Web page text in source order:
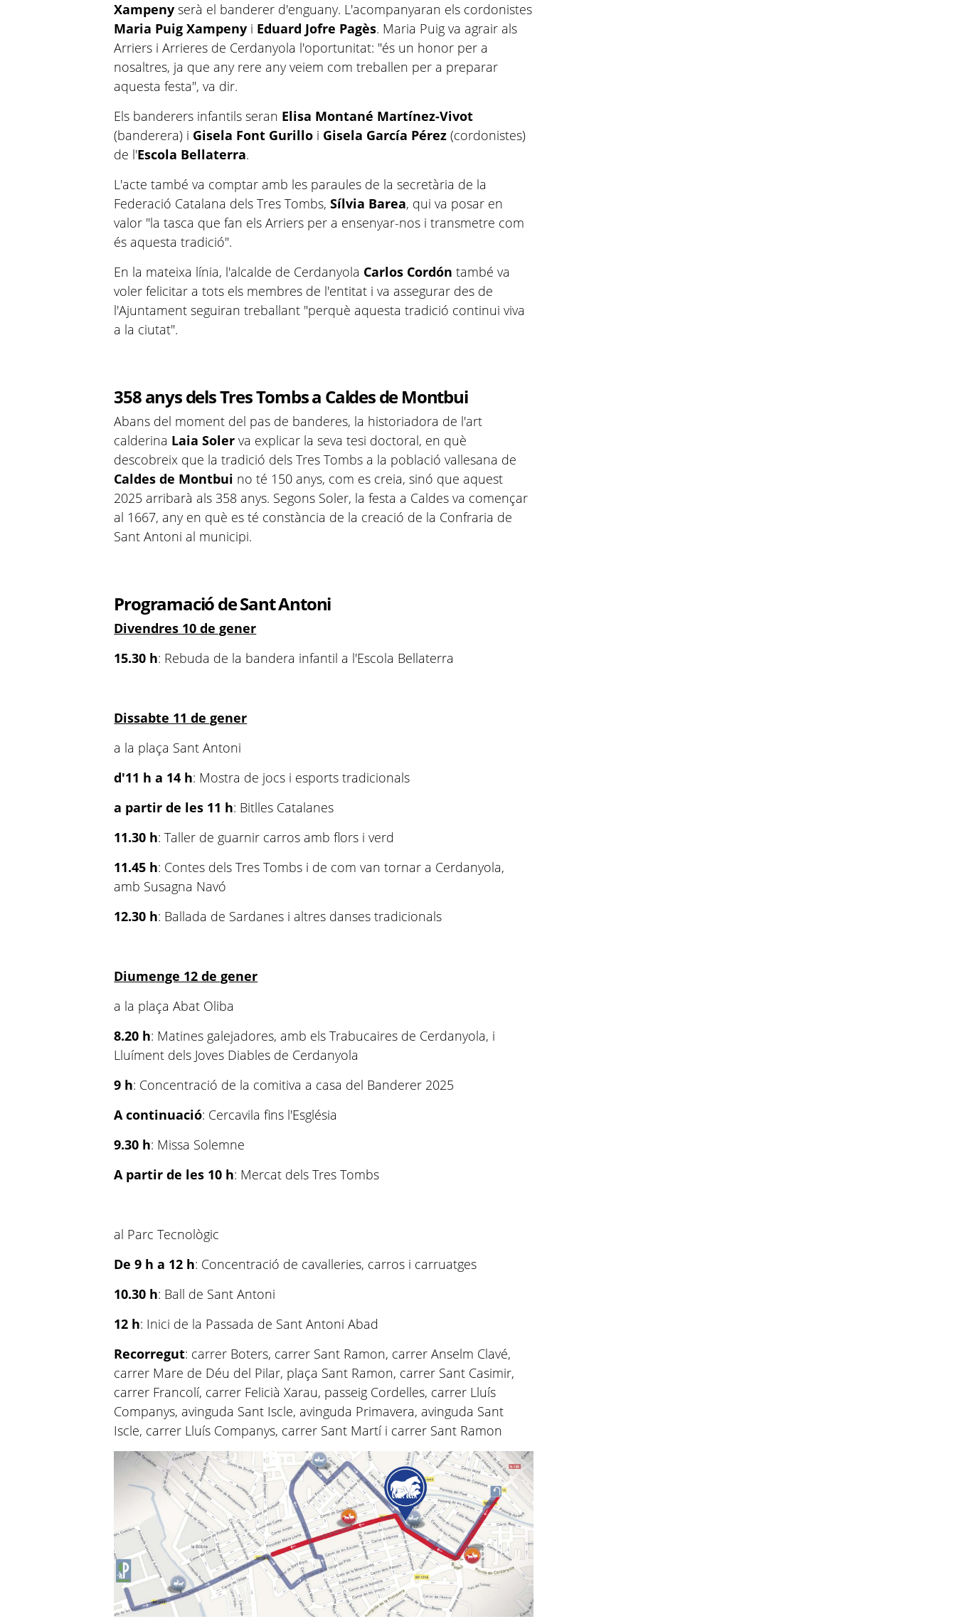
Xampeny serà el banderer d'enguany. L'acompanyaran els cordonistes
Maria Puig Xampeny i Eduard Jofre Pagès. Maria Puig va agrair als
Arriers i Arrieres de Cerdanyola l'oportunitat: "és un honor per a
nosaltres, ja que any rere any veiem com treballen per a preparar
aquesta festa", va dir.
Els banderers infantils seran Elisa Montané Martínez-Vivot
(banderera) i Gisela Font Gurillo i Gisela García Pérez (cordonistes)
de l'Escola Bellaterra.
L'acte també va comptar amb les paraules de la secretària de la
Federació Catalana dels Tres Tombs,Sílvia Barea, qui va posar en
valor "la tasca que fan els Arriers per a ensenyar-nos i transmetre com
és aquesta tradició".
En la mateixa línia, l'alcalde de Cerdanyola Carlos Cordón també va
voler felicitar a tots els membres de l'entitat i va assegurar des de
l'Ajuntament seguiran treballant "perquè aquesta tradició continui viva
a la ciutat".
358 anys dels Tres Tombs a Caldes de Montbui
Abans del moment del pas de banderes, la historiadora de l'art
calderina Laia Soler va explicar la seva tesi doctoral, en què
descobreix que la tradició dels Tres Tombs a la població vallesana de
Caldes de Montbui no té 150 anys, com es creia, sinó que aquest
2025 arribarà als 358 anys. Segons Soler, la festa a Caldes va començar
al 1667, any en què es té constància de la creació de la Confraria de
Sant Antoni al municipi.
Programació de Sant Antoni
Divendres 10 de gener
15.30 h: Rebuda de la bandera infantil a l'Escola Bellaterra
Dissabte 11 de gener
a la plaça Sant Antoni
d'11 h a 14 h: Mostra de jocs i esports tradicionals
a partir de les 11 h: Bitlles Catalanes
11.30 h: Taller de guarnir carros amb flors i verd
11.45 h: Contes dels Tres Tombs i de com van tornar a Cerdanyola,
amb Susagna Navó
12.30 h: Ballada de Sardanes i altres danses tradicionals
Diumenge 12 de gener
a la plaça Abat Oliba
8.20 h: Matines galejadores, amb els Trabucaires de Cerdanyola, i
Lluíment dels Joves Diables de Cerdanyola
9 h: Concentració de la comitiva a casa del Banderer 2025
A continuació: Cercavila fins l'Església
9.30 h: Missa Solemne
A partir de les 10 h: Mercat dels Tres Tombs
al Parc Tecnològic
De 9 h a 12 h: Concentració de cavalleries, carros i carruatges
10.30 h: Ball de Sant Antoni
12 h: Inici de la Passada de Sant Antoni Abad
Recorregut: carrer Boters, carrer Sant Ramon, carrer Anselm Clavé,
carrer Mare de Déu del Pilar, plaça Sant Ramon, carrer Sant Casimir,
carrer Francolí, carrer Felicià Xarau, passeig Cordelles, carrer Lluís
Companys, avinguda Sant Iscle, avinguda Primavera, avinguda Sant
Iscle, carrer Lluís Companys, carrer Sant Martí i carrer Sant Ramon